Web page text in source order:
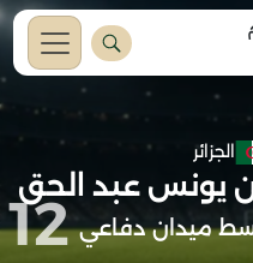
الجزائر
يونس عبد الحق
ميدان دفاعي 12